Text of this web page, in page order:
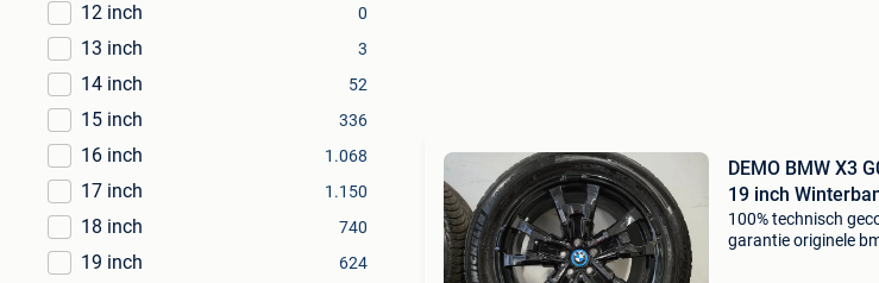
12 inch
0
13 inch 3
14 inch 52
15 inch 336
16 inch 1.068
17 inch 1.150
18 inch 740
19 inch 624
DEMO BMW X3
19 inch
100% technisch
garantie originele